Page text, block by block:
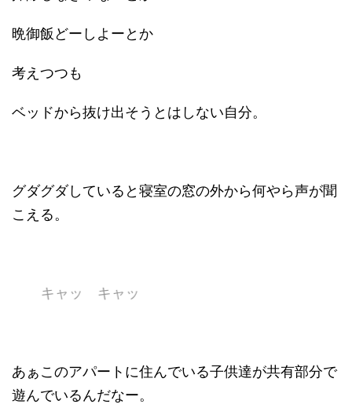
晩御飯どーしよーとか
考えつつも
ベッドから抜け出そうとはしない自分。
グダグダしていると寝室の窓の外から何やら声が聞
こえる。
キャッ キャッ
あぁこのアパートに住んでいる子供達が共有部分で
遊んでいるんだなー。